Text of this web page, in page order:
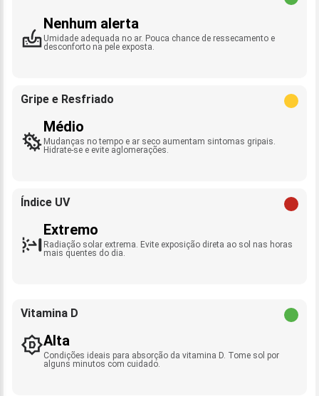
Nenhum alerta
Umidade adequada no ar. Pouca chance de ressecamento e
desconforto na pele exposta.
Gripe e Resfriado
Médio
Mudanças no tempo e ar seco aumentam sintomas gripais.
Hidrate-se e evite aglomerações.
Índice UV
Extremo
Radiação solar extrema. Evite exposição direta ao sol nas horas
mais quentes do dia.
Vitamina D
Alta
Condições ideais para absorção da vitamina D. Tome sol por
alguns minutos com cuidado.